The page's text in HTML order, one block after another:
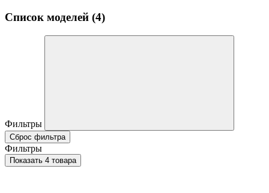
Список моделей (4)
Фильтры
Сброс фильтра
Фильтры
Показать 4 товара